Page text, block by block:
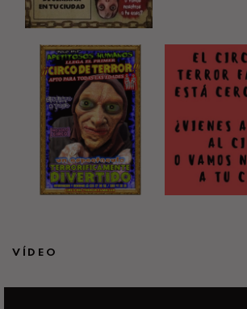
VÍDEO